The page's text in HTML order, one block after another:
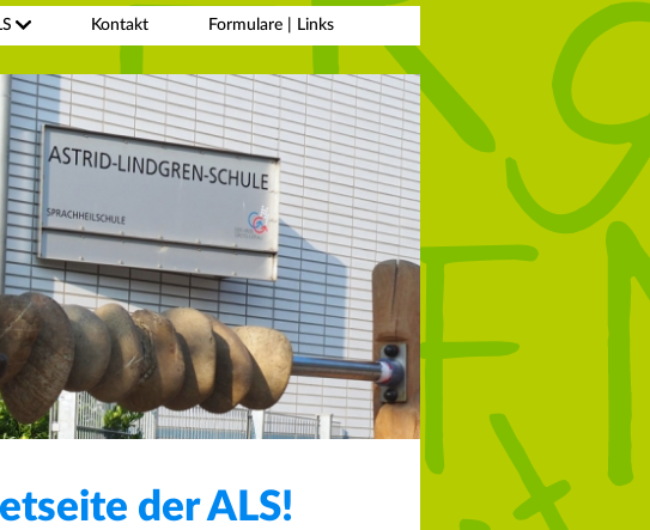
Kontakt Formulare | Links
der ALS!